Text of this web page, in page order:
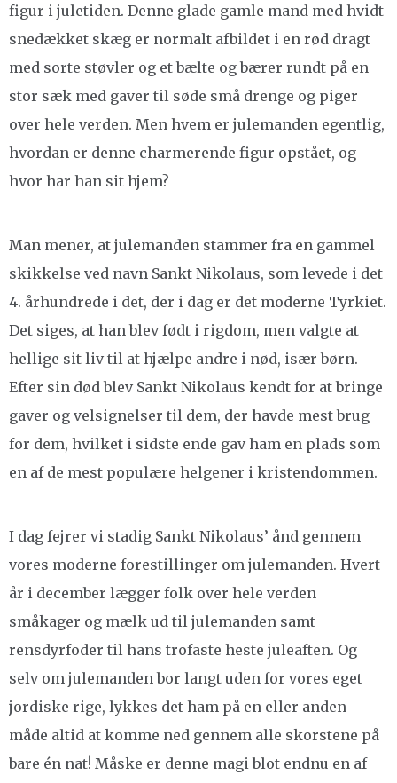
figur i juletiden. Denne glade gamle mand med hvidt
snedækket skæg er normalt afbildet i en rød dragt
med sorte støvler og et bælte og bærer rundt på en
stor sæk med gaver til søde små drenge og piger
over hele verden. Men hvem er julemanden egentlig,
hvordan er denne charmerende figur opstået, og
hvor har han sit hjem?
Man mener, at julemanden stammer fra en gammel
skikkelse ved navn Sankt Nikolaus, som levede i det
4. århundrede i det, der i dag er det moderne Tyrkiet.
Det siges, at han blev født i rigdom, men valgte at
hellige sit liv til at hjælpe andre i nød, især børn.
Efter sin død blev Sankt Nikolaus kendt for at bringe
gaver og velsignelser til dem, der havde mest brug
for dem, hvilket i sidste ende gav ham en plads som
en af de mest populære helgener i kristendommen.
I dag fejrer vi stadig Sankt Nikolaus’ ånd gennem
vores moderne forestillinger om julemanden. Hvert
år i december lægger folk over hele verden
småkager og mælk ud til julemanden samt
rensdyrfoder til hans trofaste heste juleaften. Og
selv om julemanden bor langt uden for vores eget
jordiske rige, lykkes det ham på en eller anden
måde altid at komme ned gennem alle skorstene på
bare én nat! Måske er denne magi blot endnu en af